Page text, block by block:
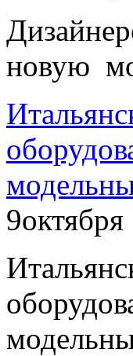
новую
9октября